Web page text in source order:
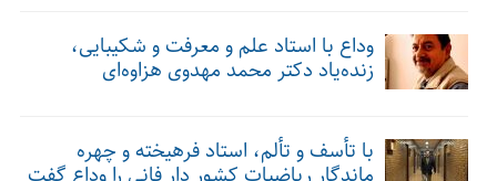
وداع با استاد علم و معرفت و شکیبایی،
زنده‌یاد دکتر محمد مهدوی هزاوه‌ای
با تأسف و تألم، استاد فرهیخته و چهره